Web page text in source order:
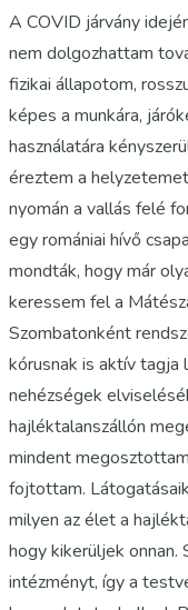
A COVID járvány
nem dolgozhattam
fizikai állapotom,
képes a munkára,
használatára
éreztem a
nyomán a vallás felé
egy romániai hívő
mondták, hogy már
keressem fel a
Szombatonként
kórusnak is aktív
nehézségek
hajléktalanszállón
mindent
fojtottam.
milyen az élet a
hogy kikerüljek
intézményt, így a